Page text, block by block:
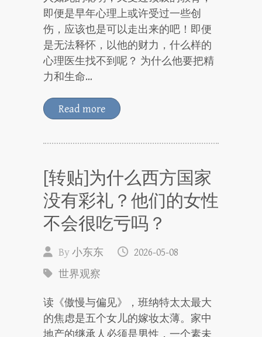
即便是早年心理上或许受过一些创
伤，应该也是可以走出来的吧！即便
是无法释怀，以他的财力，什么样的
心理医生找不到呢？ 为什么他要把精
力和生命…
Read more
[转贴]为什么西方国家
没有彩礼？他们的女性
不会很吃亏吗？
By小东东
2026-05-08
世界观察
读《傲慢与偏见》，班纳特太太最大
的焦虑是五个女儿的嫁妆太薄。家中
地产的继承人必须是男性，一个素未